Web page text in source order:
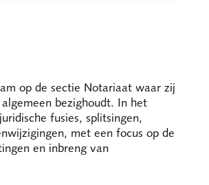
op de sectie Notariaat waar zij
bezighoudt. In het
fusies, splitsingen,
met een focus op de
en inbreng van